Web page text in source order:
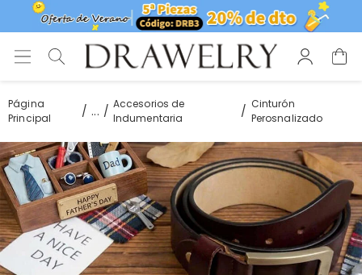
Página
Principal
...
Accesorios de
Indumentaria
Cinturón
Perosnalizado